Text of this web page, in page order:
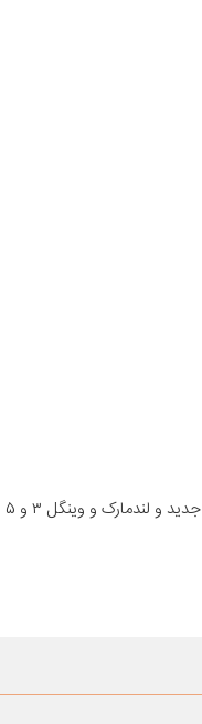
این رینگ موتور سایز استاندارد است، برند تیک ساخت تایوان میباشد و مناسب موتور میتسوبوشی برای انواع خودروهای کاپرا قدیم و جدید و لندمارک و وینگل ۳ و ۵